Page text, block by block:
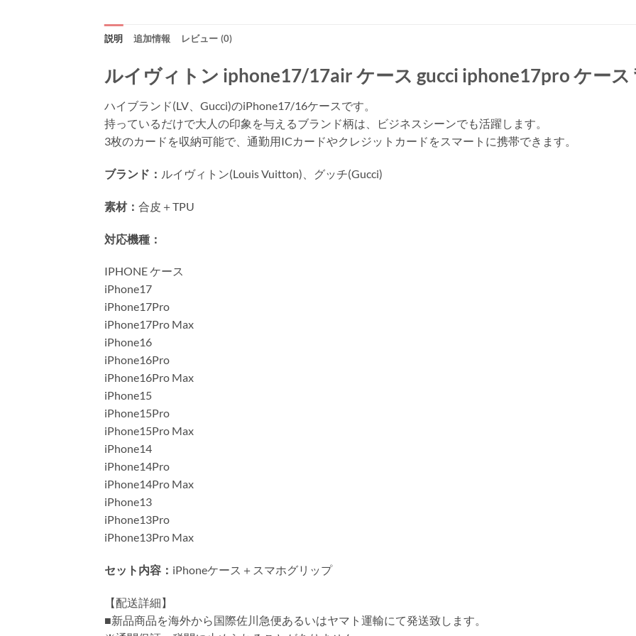
説明 追加情報 レビュー (0)
ルイヴィトン iphone17/17air ケース gucci iphone17pro ケース
ハイブランド(LV、Gucci)のiPhone17/16ケースです。
持っているだけで大人の印象を与えるブランド柄は、ビジネスシーンでも活躍します。
3枚のカードを収納可能で、通勤用ICカードやクレジットカードをスマートに携帯できます。
ブランド： ルイヴィトン(Louis Vuitton)、グッチ(Gucci)
素材： 合皮＋TPU
対応機種：
IPHONE ケース
iPhone17
iPhone17Pro
iPhone17Pro Max
iPhone16
iPhone16Pro
iPhone16Pro Max
iPhone15
iPhone15Pro
iPhone15Pro Max
iPhone14
iPhone14Pro
iPhone14Pro Max
iPhone13
iPhone13Pro
iPhone13Pro Max
セット内容： iPhoneケース＋スマホグリップ
【配送詳細】
■新品商品を海外から国際佐川急便あるいはヤマト運輸にて発送致します。